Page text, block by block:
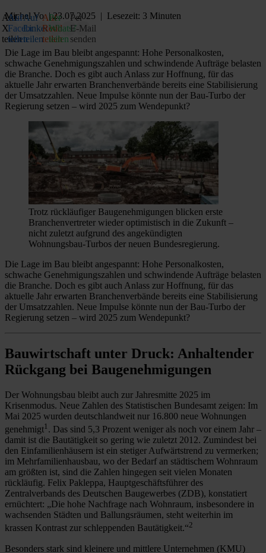
Michel Vo| 23.07.2025 | Lesezeit: 3 Minuten
Auf
X
teilen
Auf
Facebook
teilen
Auf
LinkedIn
teilen
Auf
Reddit
teilen
Per
WhatsApp
teilen
Per
E‑Mail
senden
Die Lage im Bau bleibt angespannt: Hohe Personalkosten,
schwache Genehmigungszahlen und schwindende Aufträge belasten
die Branche. Doch es gibt auch Anlass zur Hoffnung, für das
aktuelle Jahr erwarten Branchenverbände bereits eine Stabilisierung
der Umsatzzahlen. Neue Impulse könnte nun der Bau-Turbo der
Regierung setzen – wird 2025 zum Wendepunkt?
Trotz rückläufiger Baugenehmigungen blicken erste
Branchenvertreter wieder optimistisch in die Zukunft –
nicht zuletzt aufgrund des angekündigten
Wohnungsbau-Turbos der neuen Bundesregierung.
Die Lage im Bau bleibt angespannt: Hohe Personalkosten,
schwache Genehmigungszahlen und schwindende Aufträge belasten
die Branche. Doch es gibt auch Anlass zur Hoffnung, für das
aktuelle Jahr erwarten Branchenverbände bereits eine Stabilisierung
der Umsatzzahlen. Neue Impulse könnte nun der Bau-Turbo der
Regierung setzen – wird 2025 zum Wendepunkt?
Bauwirtschaft unter Druck: Anhaltender
Rückgang bei Baugenehmigungen
Der Wohnungsbau bleibt auch zur Jahresmitte 2025 im
Krisenmodus. Neue Zahlen des Statistischen Bundesamt zeigen: Im
Mai 2025 wurden deutschlandweit nur 16.800 neue Wohnungen
genehmigt1 . Das sind 5,3 Prozent weniger als noch vor einem Jahr –
damit ist die Bautätigkeit so gering wie zuletzt 2012. Zumindest bei
den Einfamilienhäusern ist ein stetiger Aufwärtstrend zu vermerken;
im Mehrfamilienhausbau, wo der Bedarf an städtischem Wohnraum
am größten ist, sind die Zahlen hingegen seit vielen Monaten
rückläufig. Felix Pakleppa, Hauptgeschäftsführer des
Zentralverbands des Deutschen Baugewerbes (ZDB), konstatiert
ernüchtert: „Die hohe Nachfrage nach Wohnraum, insbesondere in
wachsenden Städten und Ballungsräumen, steht weiterhin im
krassen Kontrast zur schleppenden Bautätigkeit.“2
Besonders stark sind kleinere und mittlere Unternehmen (KMU)